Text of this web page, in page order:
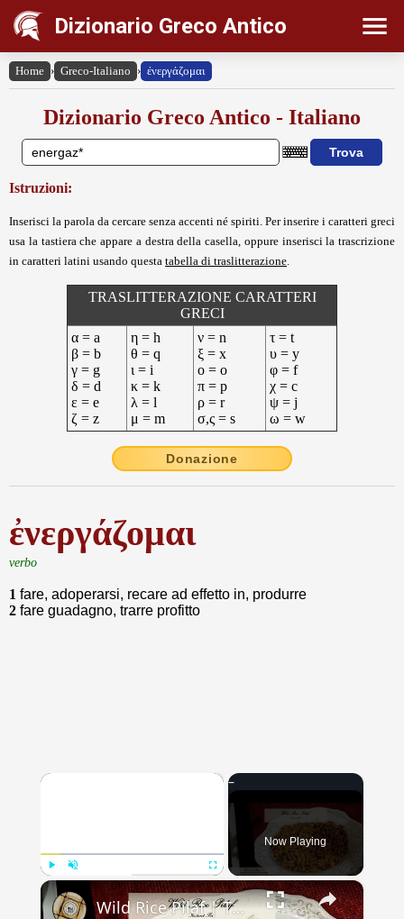
Dizionario Greco Antico
Home › Greco-Italiano › ἐνεργάζομαι
Dizionario Greco Antico - Italiano
Istruzioni:
Inserisci la parola da cercare senza accenti né spiriti. Per inserire i caratteri greci
usa la tastiera che appare a destra della casella, oppure inserisci la trascrizione
in caratteri latini usando questa tabella di traslitterazione
TRASLITTERAZIONE CARATTERI
GRECI
α = a
β = b
γ = g
δ = d
ε = e
ζ = z
η = h
θ = q
ι = i
κ = k
λ = l
μ = m
ν = n
ξ = x
ο = o
π = p
ρ = r
σ,ς = s
τ = t
υ = y
φ = f
χ = c
ψ = j
ω = w
Donazione
ἐνεργάζομαι
verbo
1 fare, adoperarsi, recare ad effetto in, produrre
2 fare guadagno, trarre profitto
×
Play Fullscreen
Now Playing
×
Wild Rice Pilaf | The True Story Behind Rice-A-Roni | Instant Pot Recipe